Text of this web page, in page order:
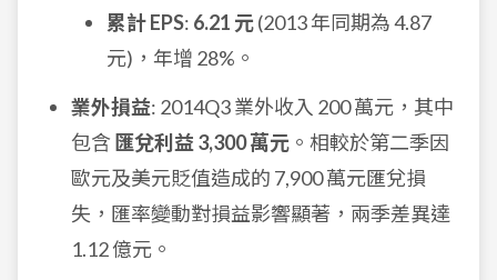
累計 EPS: 6.21 元(2013 年同期為 4.87
元)，年增 28%。
業外損益: 2014Q3 業外收入 200 萬元，其中
包含 匯兌利益 3,300 萬元 。相較於第二季因
歐元及美元貶值造成的 7,900 萬元匯兌損
失，匯率變動對損益影響顯著，兩季差異達
1.12 億元。